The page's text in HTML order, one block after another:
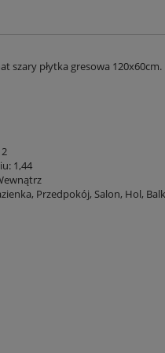
szary płytka gresowa 120x60cm.
1,44
Przedpokój, Salon, Hol,